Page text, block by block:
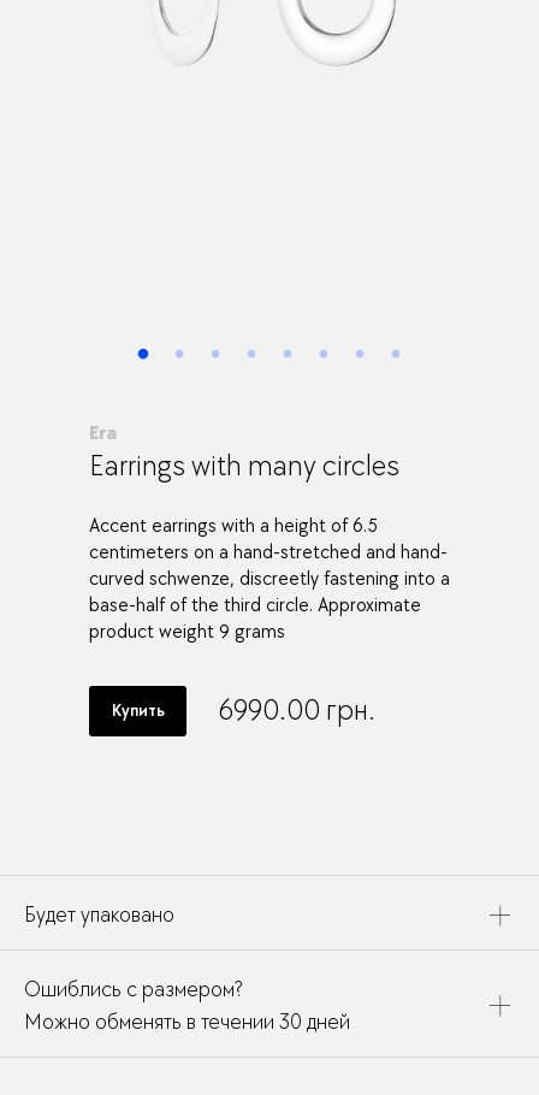
Era
Earrings with many circles
Accent earrings with a height of 6.5
centimeters on a hand-stretched and hand-
curved schwenze, discreetly fastening into a
base-half of the third circle. Approximate
product weight 9 grams
Купить 6990.00 грн.
Будет упаковано
дополнено открыткой, паспортом украшения и
собрано в подарочный пакет
Ошиблись с размером?
Можно обменять в течении 30 дней